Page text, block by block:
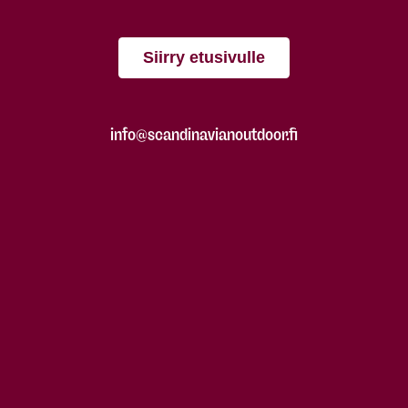
Siirry etusivulle
info@scandinavianoutdoor.fi